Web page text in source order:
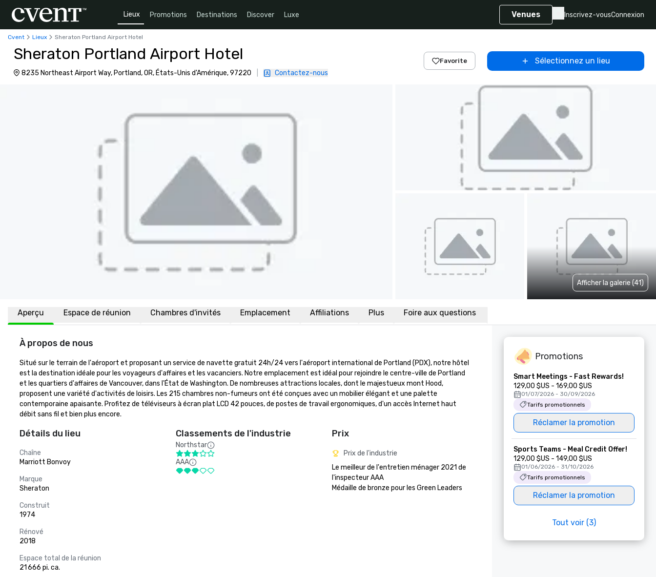
Lieux Promotions Destinations Discover Luxe Venues Inscrivez-vousConnexion
Cvent Lieux Sheraton Portland Airport Hotel
Sheraton Portland Airport Hotel
8235 Northeast Airport Way, Portland, OR, États-Unis d'Amérique, 97220 Contactez-nous
Favorite Sélectionnez un lieu
Afficher la galerie (41)
Aperçu Espace de réunion Chambres d'invités Emplacement Affiliations Plus Foire aux questions
À propos de nous
Situé sur le terrain de l'aéroport et proposant un service de navette gratuit 24h/24 vers l'aéroport international de Portland (PDX), notre hôtel
est la destination idéale pour les voyageurs d'affaires et les vacanciers. Notre emplacement est idéal pour rejoindre le centre-ville de Portland
et les quartiers d'affaires de Vancouver, dans l'État de Washington. De nombreuses attractions locales, dont le majestueux mont Hood,
proposent une variété d'activités de loisirs. Les 215 chambres non-fumeurs ont été conçues avec un mobilier élégant et une palette
contemporaine apaisante. Profitez de téléviseurs à écran plat LCD 42 pouces, de postes de travail ergonomiques, d'un accès Internet haut
débit sans fil et bien plus encore.
Détails du lieu
Chaîne
Marriott Bonvoy
Marque
Sheraton
Construit
1974
Rénové
2018
Espace total de la réunion
21 666 pi. ca.
Classements de l'industrie
Northstar
AAA
Prix
Prix de l'industrie
Le meilleur de l'entretien ménager 2021 de
l'inspecteur AAA
Médaille de bronze pour les Green Leaders
Promotions
Smart Meetings - Fast Rewards!
129,00 $US - 169,00 $US
01/07/2026 - 30/09/2026
Tarifs promotionnels
Réclamer la promotion
Sports Teams - Meal Credit Offer!
129,00 $US - 149,00 $US
01/06/2026 - 31/10/2026
Tarifs promotionnels
Réclamer la promotion
Tout voir (3)